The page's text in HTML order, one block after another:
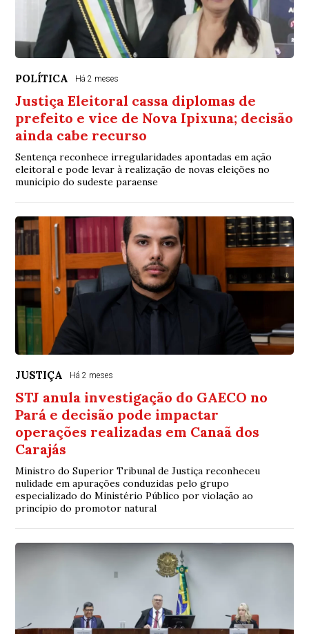
POLÍTICA Há 2 meses
Justiça Eleitoral cassa diplomas de
prefeito e vice de Nova Ipixuna; decisão
ainda cabe recurso
Sentença reconhece irregularidades apontadas em ação
eleitoral e pode levar à realização de novas eleições no
município do sudeste paraense
JUSTIÇA Há 2 meses
STJ anula investigação do GAECO no
Pará e decisão pode impactar
operações realizadas em Canaã dos
Carajás
Ministro do Superior Tribunal de Justiça reconheceu
nulidade em apurações conduzidas pelo grupo
especializado do Ministério Público por violação ao
princípio do promotor natural